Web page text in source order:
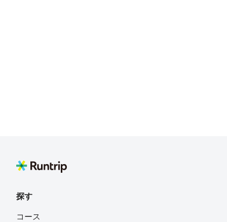
探す
コース